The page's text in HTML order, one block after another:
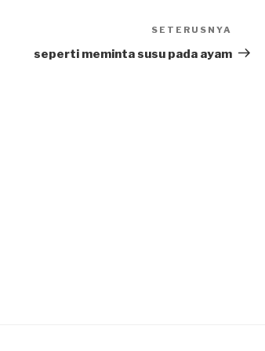
Post
SETERUSNYA
seperti meminta susu pada ayam